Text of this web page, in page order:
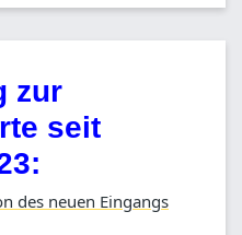
zur
seit
des neuen Eingangs